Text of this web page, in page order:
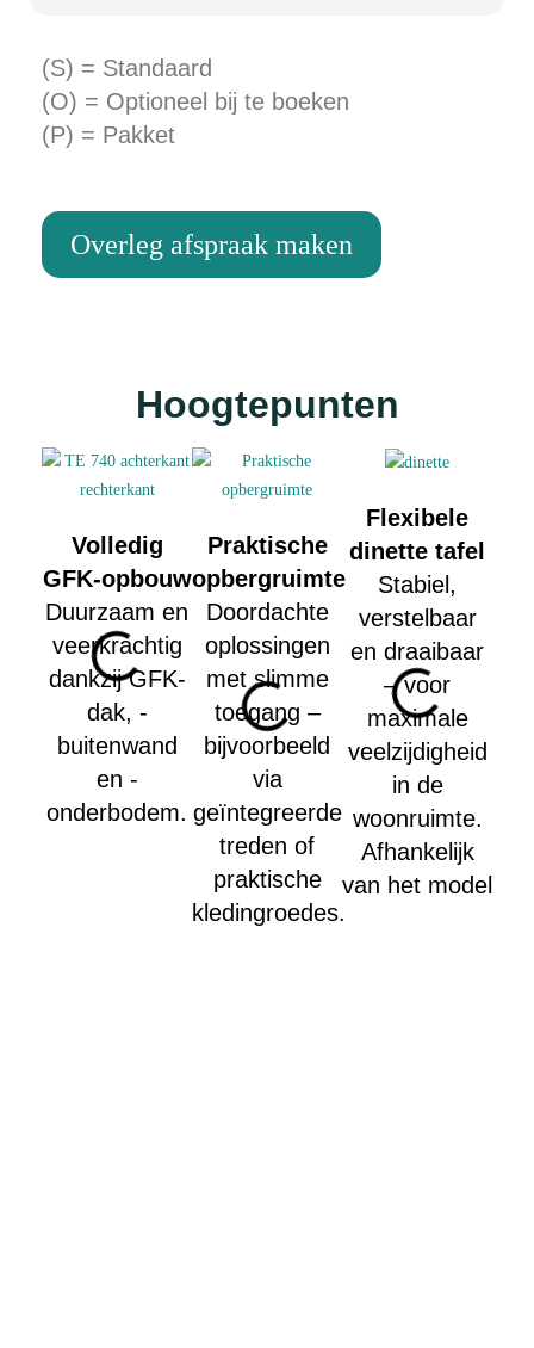
(S) = Standaard
(O) = Optioneel bij te boeken
(P) = Pakket
Overleg afspraak maken
Hoogtepunten
Volledig
GFK-opbouw
Duurzaam en
veerkrachtig
dankzij GFK-
dak, -
buitenwand
en -
onderbodem.
Praktische
opbergruimte
Doordachte
oplossingen
met slimme
toegang –
bijvoorbeeld
via
geïntegreerde
treden of
praktische
kledingroedes.
Flexibele
dinette tafel
Stabiel,
verstelbaar
en draaibaar
– voor
maximale
veelzijdigheid
in de
woonruimte.
Afhankelijk
van het model